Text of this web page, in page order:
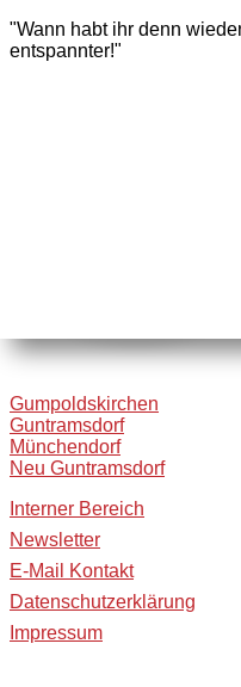
"Wann habt ihr denn
entspannter!"
Gumpoldskirchen
Guntramsdorf
Münchendorf
Neu Guntramsdorf
Interner Bereich
Newsletter
E-Mail Kontakt
Datenschutzerklärung
Impressum